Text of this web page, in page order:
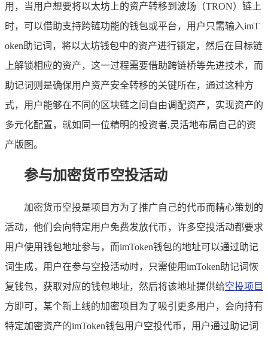
用，当用户想要将以太坊上的资产转移到波场（TRON）链上
时，可以借助支持跨链功能的钱包或平台，用户只需输入imT
oken助记词，将以太坊钱包中的资产进行锁定，然后在目标链
上解锁相应的资产，这一过程需要借助跨链桥等先进技术，而
助记词则是确保用户资产安全转移的关键所在，通过这种方
式，用户能够在不同的区块链之间自由调配资产，实现资产的
多元化配置，就如同一位精明的投资者,灵活地布局自己的资
产版图。
参与加密货币空投活动
加密货币空投是项目方为了推广自己的代币而精心策划的
活动，他们会向特定用户免费发放代币，许多空投活动都要求
用户使用钱包地址参与，而imToken钱包的地址可以通过助记
词生成，用户在参与空投活动时，只需使用imToken助记词恢
复钱包，获取对应的钱包地址，然后将该地址提供给空投项目
方即可，某个新上线的加密项目为了吸引更多用户，会向持有
特定加密资产的imToken钱包用户空投代币，用户通过助记词